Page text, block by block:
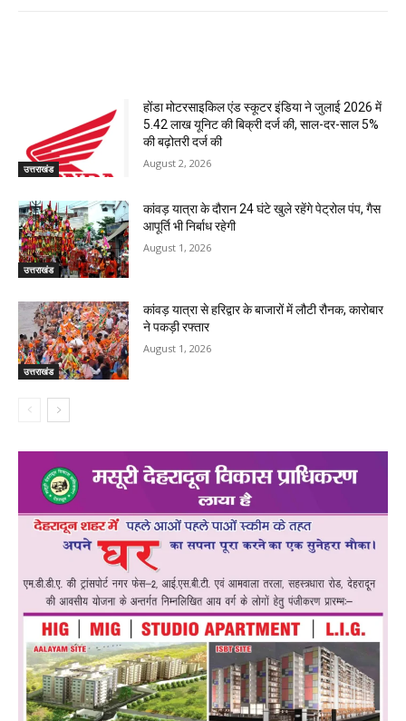
उत्तराखंड
होंडा मोटरसाइकिल एंड स्कूटर इंडिया ने जुलाई 2026 में
5.42 लाख यूनिट की बिक्री दर्ज की, साल-दर-साल 5%
की बढ़ोतरी दर्ज की
August 2, 2026
उत्तराखंड
कांवड़ यात्रा के दौरान 24 घंटे खुले रहेंगे पेट्रोल पंप, गैस
आपूर्ति भी निर्बाध रहेगी
August 1, 2026
उत्तराखंड
कांवड़ यात्रा से हरिद्वार के बाजारों में लौटी रौनक, कारोबार
ने पकड़ी रफ्तार
August 1, 2026